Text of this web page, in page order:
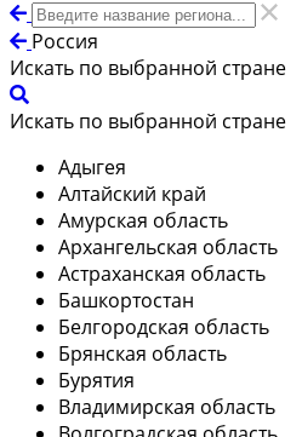
Россия
Искать по выбранной стране
Искать по выбранной стране
Адыгея
Алтайский край
Амурская область
Архангельская область
Астраханская область
Башкортостан
Белгородская область
Брянская область
Бурятия
Владимирская область